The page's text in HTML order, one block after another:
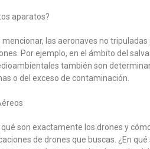
aparatos?
las aeronaves no
Por ejemplo, en el ámbito del
también son
o del exceso de contaminación.
son exactamente los drones y
de drones que buscas. ¿En